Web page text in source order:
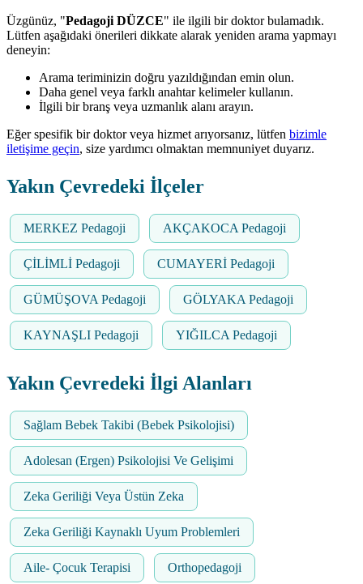
Üzgünüz, "Pedagoji DÜZCE" ile ilgili bir doktor bulamadık.
Lütfen aşağıdaki önerileri dikkate alarak yeniden arama yapmayı
deneyin:
Arama teriminizin doğru yazıldığından emin olun.
Daha genel veya farklı anahtar kelimeler kullanın.
İlgili bir branş veya uzmanlık alanı arayın.
Eğer spesifik bir doktor veya hizmet arıyorsanız, lütfen bizimle
iletişime geçin, size yardımcı olmaktan memnuniyet duyarız.
Yakın Çevredeki İlçeler
MERKEZ Pedagoji AKÇAKOCA Pedagoji
ÇİLİMLİ Pedagoji CUMAYERİ Pedagoji
GÜMÜŞOVA Pedagoji GÖLYAKA Pedagoji
KAYNAŞLI Pedagoji YIĞILCA Pedagoji
Yakın Çevredeki İlgi Alanları
Sağlam Bebek Takibi (Bebek Psikolojisi)
Adolesan (Ergen) Psikolojisi Ve Gelişimi
Zeka Geriliği Veya Üstün Zeka
Zeka Geriliği Kaynaklı Uyum Problemleri
Aile- Çocuk Terapisi Orthopedagoji